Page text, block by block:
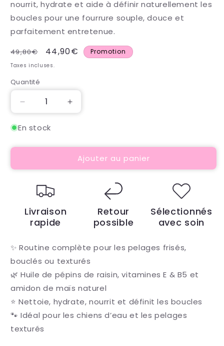
nourrit, hydrate et aide à définir naturellement les
boucles pour une fourrure souple, douce et
parfaitement entretenue.
Prix
habituel
49,80€
Prix
promotionnel
44,90€ Promotion
Taxes incluses.
Quantité
Quantité
Réduire
quantité
💚
Pelages
&amp;
Augmenter
💚
Coffret
Pelages
En stock
Ajouter au panier
Livraison
rapide
Retour
possible
Sélectionnés
avec soin
✨ Routine complète pour les pelages frisés,
bouclés ou texturés
🌿 Huile de pépins de raisin, vitamines E & B5 et
amidon de maïs naturel
⭐ Nettoie, hydrate, nourrit et définit les boucles
🐾 Idéal pour les chiens d’eau et les pelages
texturés